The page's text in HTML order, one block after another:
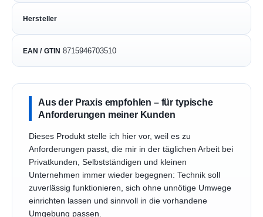
Hersteller
EAN / GTIN 8715946703510
Aus der Praxis empfohlen – für typische
Anforderungen meiner Kunden
Dieses Produkt stelle ich hier vor, weil es zu
Anforderungen passt, die mir in der täglichen Arbeit bei
Privatkunden, Selbstständigen und kleinen
Unternehmen immer wieder begegnen: Technik soll
zuverlässig funktionieren, sich ohne unnötige Umwege
einrichten lassen und sinnvoll in die vorhandene
Umgebung passen.